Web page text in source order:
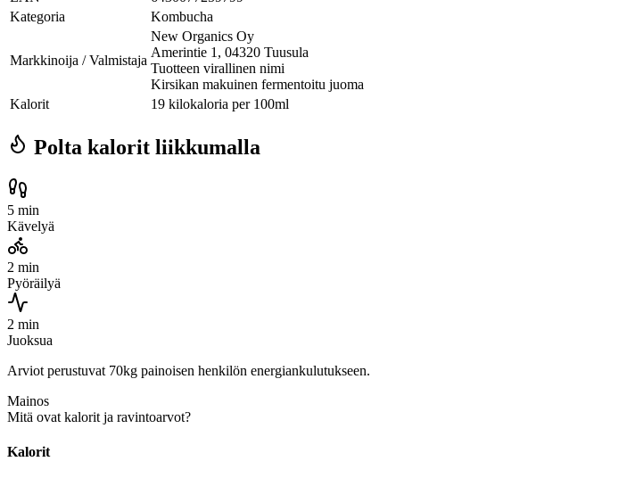
Kategoria
Kombucha
Markkinoija / Valmistaja
New Organics Oy
Amerintie 1, 04320 Tuusula
Tuotteen virallinen nimi
Kirsikan makuinen fermentoitu juoma
Kalorit
19 kilokaloria per 100ml
Polta kalorit liikkumalla
5 min
Kävelyä
2 min
Pyöräilyä
2 min
Juoksua
Arviot perustuvat 70kg painoisen henkilön energiankulutukseen.
Mainos
Mitä ovat kalorit ja ravintoarvot?
Kalorit